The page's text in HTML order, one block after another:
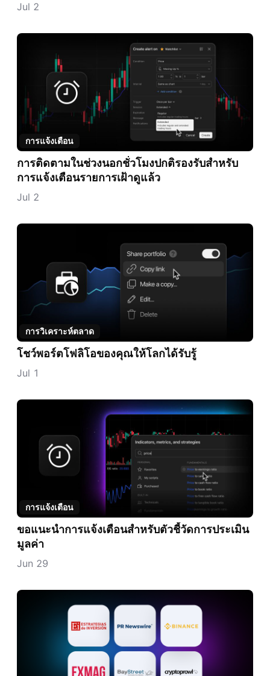
Jul 2
การแจ้งเตือน
การติดตามในช่วงนอกชั่วโมงปกติรองรับสำหรับ
การแจ้งเตือนรายการเฝ้าดูแล้ว
Jul 2
การวิเคราะห์ตลาด
โชว์พอร์ตโฟลิโอของคุณให้โลกได้รับรู้
Jul 1
การแจ้งเตือน
ขอแนะนำการแจ้งเตือนสำหรับตัวชี้วัดการประเมิน
มูลค่า
Jun 29